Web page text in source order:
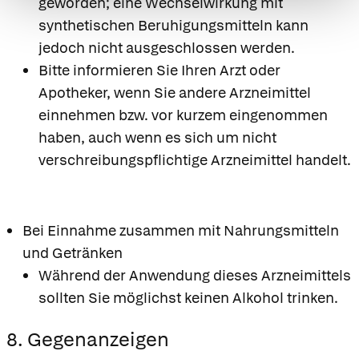
synthetischen Beruhigungsmitteln kann
jedoch nicht ausgeschlossen werden.
Bitte informieren Sie Ihren Arzt oder
Apotheker, wenn Sie andere Arzneimittel
einnehmen bzw. vor kurzem eingenommen
haben, auch wenn es sich um nicht
verschreibungspflichtige Arzneimittel handelt.
Bei Einnahme zusammen mit Nahrungsmitteln
und Getränken
Während der Anwendung dieses Arzneimittels
sollten Sie möglichst keinen Alkohol trinken.
8. Gegenanzeigen